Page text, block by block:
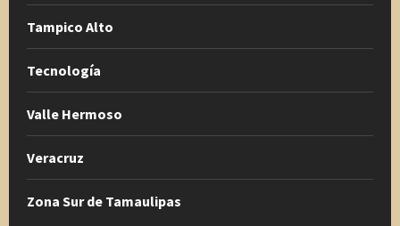
Tampico Alto
Tecnología
Valle Hermoso
Veracruz
Zona Sur de Tamaulipas